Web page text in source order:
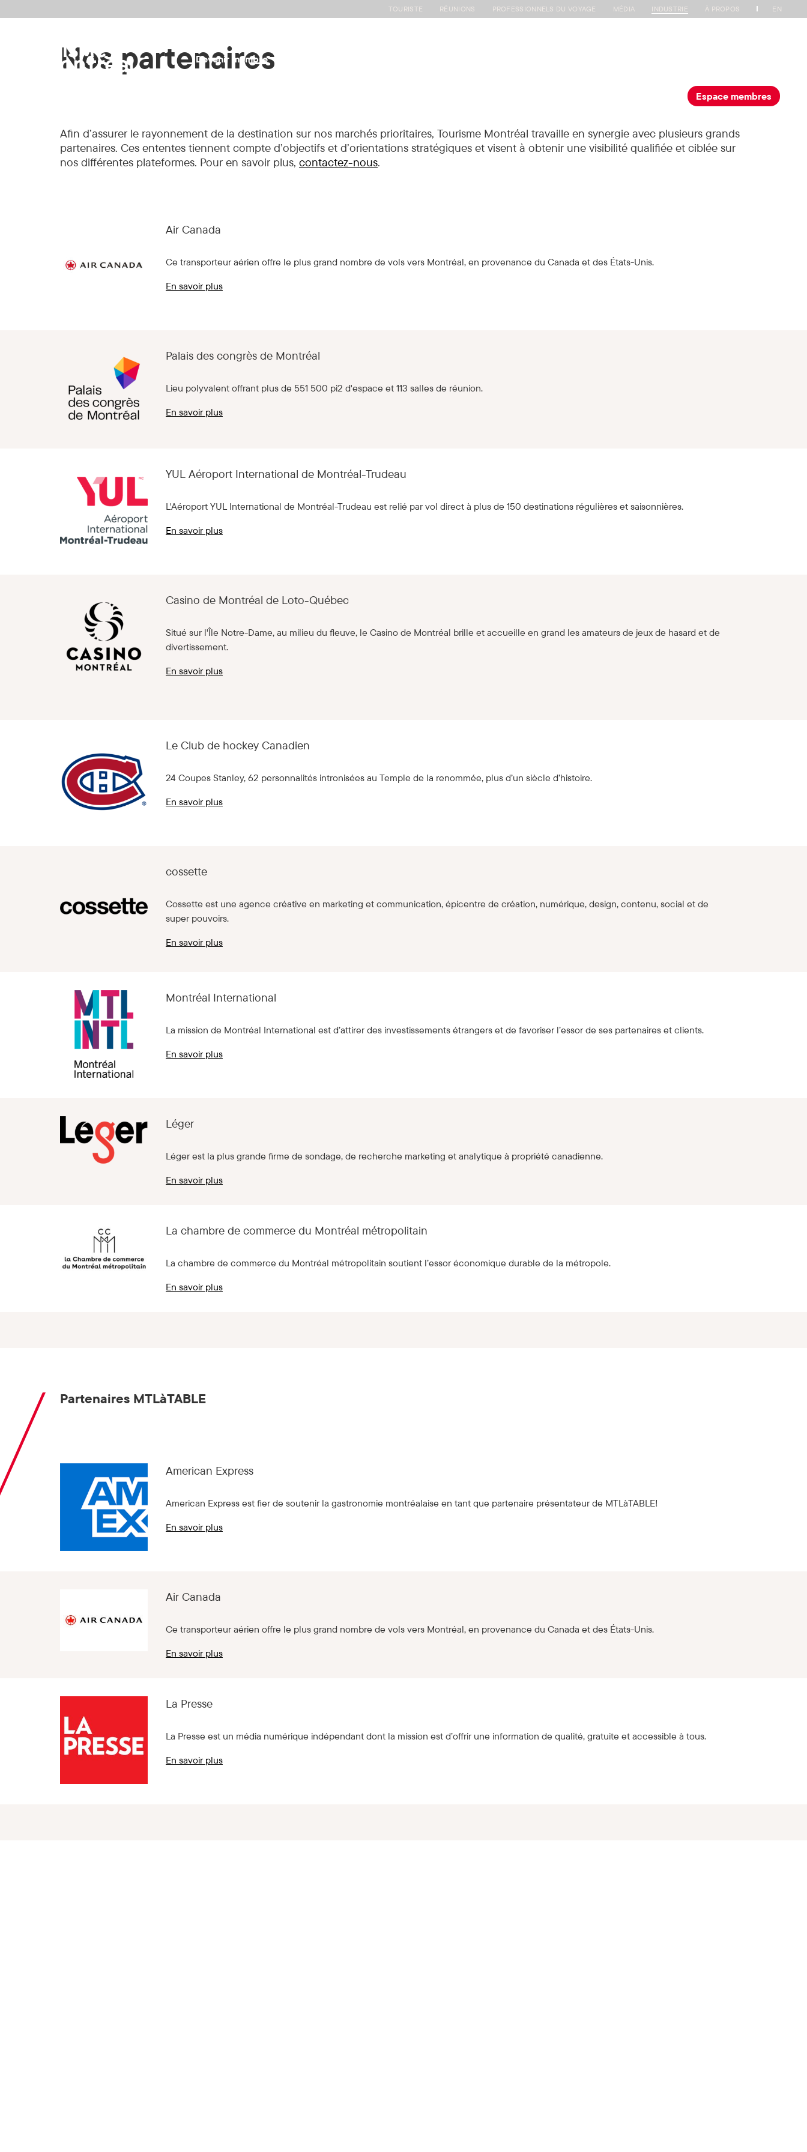
Aller au contenu principal
TOURISTE RÉUNIONS PROFESSIONNELS DU VOYAGE MÉDIA INDUSTRIE À PROPOS EN
Devenir membre
Espace membres
Nos partenaires
Afin d’assurer le rayonnement de la destination sur nos marchés prioritaires, Tourisme Montréal travaille en synergie avec plusieurs grands
partenaires. Ces ententes tiennent compte d’objectifs et d’orientations stratégiques et visent à obtenir une visibilité qualifiée et ciblée sur
nos différentes plateformes. Pour en savoir plus, contactez-nous.
Air Canada
Ce transporteur aérien offre le plus grand nombre de vols vers Montréal, en provenance du Canada et des États-Unis.
En savoir plus
Palais des congrès de Montréal
Lieu polyvalent offrant plus de 551 500 pi2 d'espace et 113 salles de réunion.
En savoir plus
YUL Aéroport International de Montréal-Trudeau
L'Aéroport YUL International de Montréal-Trudeau est relié par vol direct à plus de 150 destinations régulières et saisonnières.
En savoir plus
Casino de Montréal de Loto-Québec
Situé sur l'Île Notre-Dame, au milieu du fleuve, le Casino de Montréal brille et accueille en grand les amateurs de jeux de hasard et de
divertissement.
En savoir plus
Le Club de hockey Canadien
24 Coupes Stanley, 62 personnalités intronisées au Temple de la renommée, plus d’un siècle d’histoire.
En savoir plus
cossette
Cossette est une agence créative en marketing et communication, épicentre de création, numérique, design, contenu, social et de
super pouvoirs.
En savoir plus
Montréal International
La mission de Montréal International est d’attirer des investissements étrangers et de favoriser l’essor de ses partenaires et clients.
En savoir plus
Léger
Léger est la plus grande firme de sondage, de recherche marketing et analytique à propriété canadienne.
En savoir plus
La chambre de commerce du Montréal métropolitain
La chambre de commerce du Montréal métropolitain soutient l’essor économique durable de la métropole.
En savoir plus
Partenaires MTLàTABLE
American Express
American Express est fier de soutenir la gastronomie montréalaise en tant que partenaire présentateur de MTLàTABLE!
En savoir plus
Air Canada
Ce transporteur aérien offre le plus grand nombre de vols vers Montréal, en provenance du Canada et des États-Unis.
En savoir plus
La Presse
La Presse est un média numérique indépendant dont la mission est d’offrir une information de qualité, gratuite et accessible à tous.
En savoir plus